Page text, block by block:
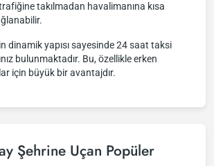
takılmadan havalimanına kısa
dinamik yapısı sayesinde 24 saat taksi
bulunmaktadır. Bu, özellikle erken
için büyük bir avantajdır.
Şehrine Uçan Popüler